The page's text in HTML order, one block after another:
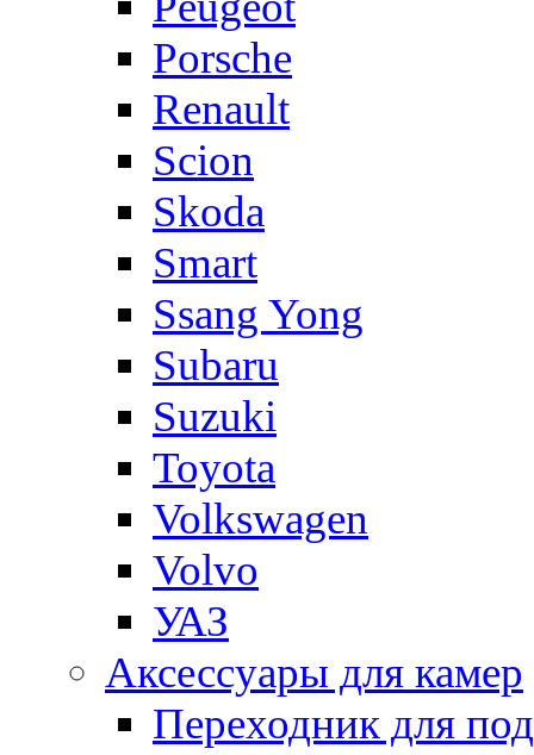
Porsche
Renault
Scion
Skoda
Smart
Ssang Yong
Subaru
Suzuki
Toyota
Volkswagen
Volvo
УАЗ
Аксессуары для камер
Переходник для